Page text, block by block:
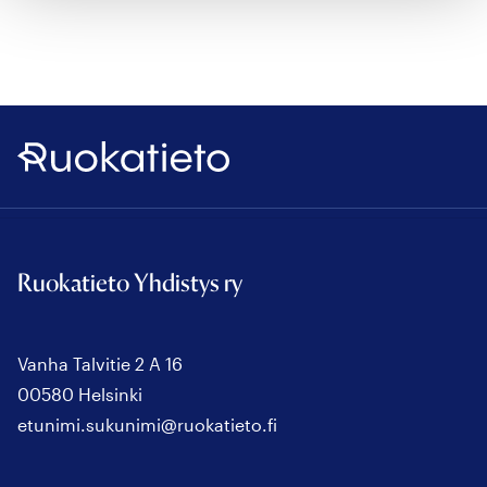
Ruokatieto
Ruokatieto Yhdistys ry
Vanha Talvitie 2 A 16
00580 Helsinki
etunimi.sukunimi@ruokatieto.fi